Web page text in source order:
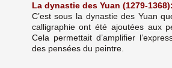
La dynastie des Yuan (1279-1368):
C’est sous la dynastie des Yuan
calligraphie ont été ajoutées aux
Cela permettait d’amplifier
des pensées du peintre.